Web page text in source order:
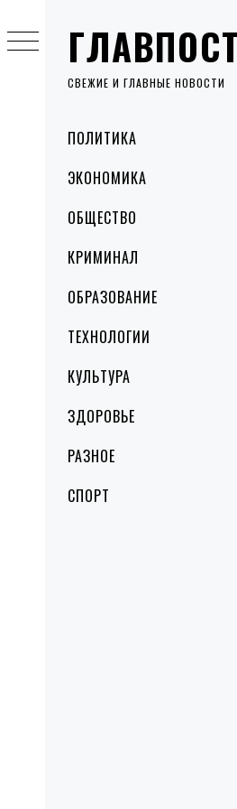
ГЛАВПОСТ
СВЕЖИЕ И ГЛАВНЫЕ НОВОСТИ
MenuПОЛИТИКА
ЭКОНОМИКА
ОБЩЕСТВО
КРИМИНАЛ
ОБРАЗОВАНИЕ
ТЕХНОЛОГИИ
КУЛЬТУРА
ЗДОРОВЬЕ
РАЗНОЕ
СПОРТ
to
content